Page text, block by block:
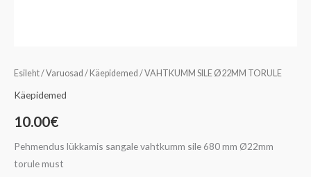
Esileht/Varuosad / Käepidemed / VAHTKUMM SILE Ø22MM TORULE
Käepidemed
10.00€
Pehmendus lükkamis sangale vahtkumm sile 680 mm Ø22mm
torule must